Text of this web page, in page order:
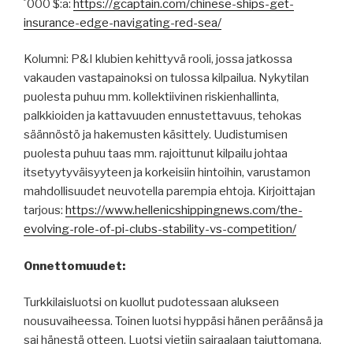
´000 $:a: https://gcaptain.com/chinese-ships-get-
insurance-edge-navigating-red-sea/
Kolumni: P&I klubien kehittyvä rooli, jossa jatkossa
vakauden vastapainoksi on tulossa kilpailua. Nykytilan
puolesta puhuu mm. kollektiivinen riskienhallinta,
palkkioiden ja kattavuuden ennustettavuus, tehokas
säännöstö ja hakemusten käsittely. Uudistumisen
puolesta puhuu taas mm. rajoittunut kilpailu johtaa
itsetyytyväisyyteen ja korkeisiin hintoihin, varustamon
mahdollisuudet neuvotella parempia ehtoja. Kirjoittajan
tarjous: https://www.hellenicshippingnews.com/the-
evolving-role-of-pi-clubs-stability-vs-competition/
Onnettomuudet:
Turkkilaisluotsi on kuollut pudotessaan alukseen
nousuvaiheessa. Toinen luotsi hyppäsi hänen peräänsä ja
sai hänestä otteen. Luotsi vietiin sairaalaan tajuttomana,